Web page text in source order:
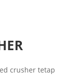
crusher tetap